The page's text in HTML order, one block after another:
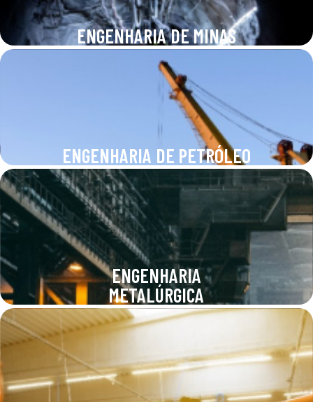
ENGENHARIA DE MINAS
ENGENHARIA DE PETRÓLEO
ENGENHARIA
METALÚRGICA